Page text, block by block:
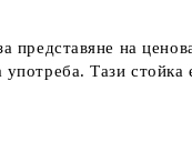
на
Тази